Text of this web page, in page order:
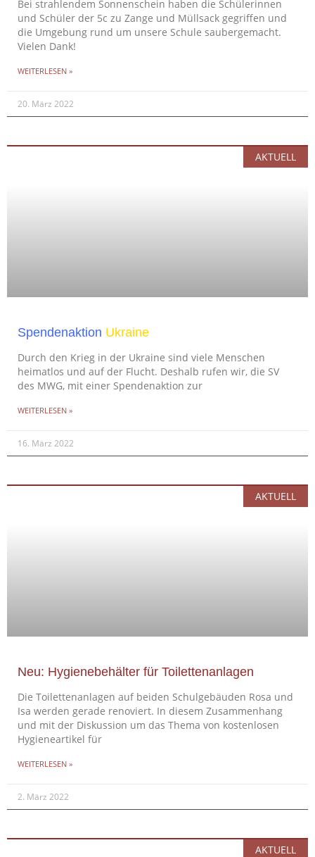
Bei strahlendem Sonnenschein haben die Schülerinnen
und Schüler der 5c zu Zange und Müllsack gegriffen und
die Umgebung rund um unsere Schule saubergemacht.
Vielen Dank!
WEITERLESEN »
20. März 2022
AKTUELL
Spendenaktion Ukraine
Durch den Krieg in der Ukraine sind viele Menschen
heimatlos und auf der Flucht. Deshalb rufen wir, die SV
des MWG, mit einer Spendenaktion zur
WEITERLESEN »
16. März 2022
AKTUELL
Neu: Hygienebehälter für Toilettenanlagen
Die Toilettenanlagen auf beiden Schulgebäuden Rosa und
Isa werden gerade renoviert. In diesem Zusammenhang
und mit der Diskussion um das Thema von kostenlosen
Hygieneartikel für
WEITERLESEN »
2. März 2022
AKTUELL